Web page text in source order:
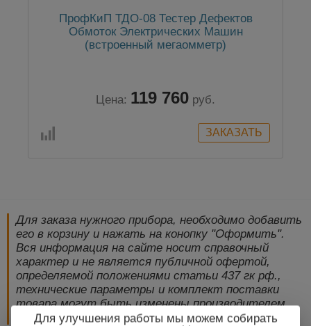
ПрофКиП ТДО-08 Тестер Дефектов
Обмоток Электрических Машин
(встроенный мегаомметр)
Цена: 119 760 руб.
Для заказа нужного прибора, необходимо добавить
его в корзину и нажать на конопку "Оформить".
Вся информация на сайте носит справочный
характер и не является публичной офертой,
определяемой положениями статьи 437 гк рф.,
технические параметры и комплект поставки
товара могут быть изменены производителем
без предварительного уведомления!
Для улучшения работы мы можем собирать